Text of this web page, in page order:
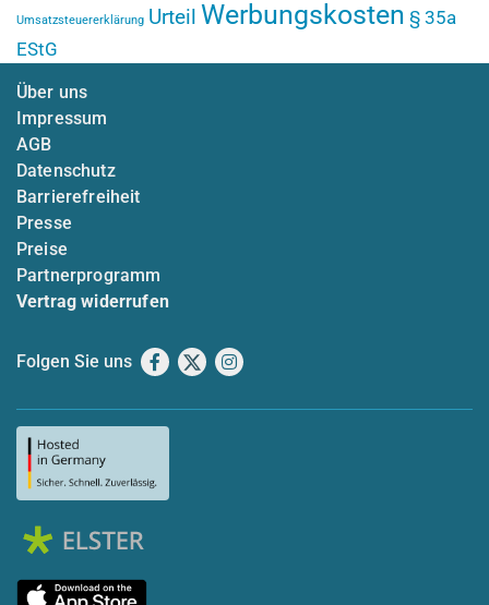
Umsatzsteuererklärung Urteil Werbungskosten § 35a
EStG
Über uns
Impressum
AGB
Datenschutz
Barrierefreiheit
Presse
Preise
Partnerprogramm
Vertrag widerrufen
Folgen Sie uns Facebook
X Instagram